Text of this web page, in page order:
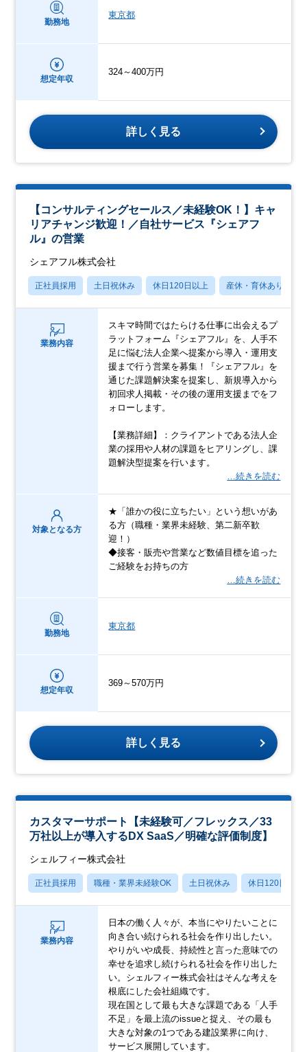
勤務地
東京都
想定年収
324～400万円
詳しく見る
【コンサルティングセールス／未経験OK！】キャ
リアチャンジ歓迎！／自社サービス『シェアフ
ル』の営業
シェアフル株式会社
正社員採用 土日祝休み 休日120日以上 産休・育休あり
業務内容
スキマ時間ではたらける仕事に出会えるプ
ラットフォーム『シェアフル』を、人手不
足に悩む法人企業へ提案から導入・運用支
援まで行う営業を募集！『シェアフル』を
通じた課題解決案を提案し、新規導入から
初回求人掲載・その後の運用支援までをフ
ォローします。
【業務詳細】：クライアントである法人企
業の採用や人材の課題をヒアリングし、課
題解決型提案を行います。
…続きを読む
対象となる方
★「誰かの役に立ちたい」という想いがあ
る方（職種・業界未経験、第二新卒歓
迎！）
◆接客・販売や営業など数値目標を追った
ご経験をお持ちの方
…続きを読む
勤務地
東京都
想定年収
369～570万円
詳しく見る
カスタマーサポート【未経験可／フレックス／33
万社以上が導入するDX SaaS／明確な評価制度】
シェルフィー株式会社
正社員採用 職種・業界未経験OK 土日祝休み 休日120日以上
業務内容
日本の働く人々が、本当にやりたいことに
向き合い続けられる社会を作り出したい。
やりがいや成長、持続性と言った意味での
幸せを追求し続けられる社会を作り出した
い。シェルフィー株式会社はそんな考えを
根底にした会社組織です。
現在国として最も大きな課題である「人手
不足」を最上流のissueと捉え、その最も
大きな対象の1つである建設業界に向け、
サービス展開しています。